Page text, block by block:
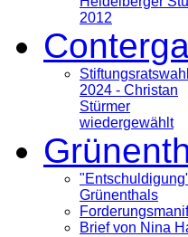
2012
Stiftungsratswahl
2024 - Christan
Stürmer
wiedergewählt
Grünenthals
Brief von Nina